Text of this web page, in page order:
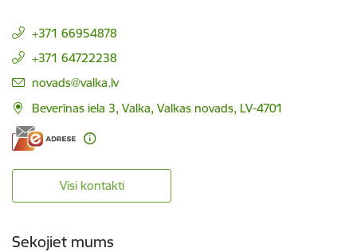
+371 66954878
+371 64722238
E-pasts:
novads@valka.lv
Beverīnas iela 3, Valka, Valkas novads, LV-4701
Visi kontakti
Sekojiet mums